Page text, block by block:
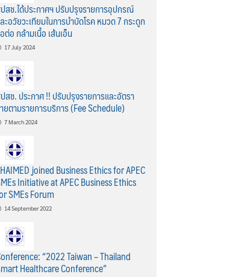
สช.ได้ประกาศฯ ปรับปรุงรายการอุปกรณ์
ะอวัยวะเทียมในการบำบัดโรค หมวด 7 กระดูก
ต่อ กล้ามเนื้อ เส้นเอ็น
17 July 2024
สช. ประกาศ !! ปรับปรุงรายการและอัตรา
ยตามรายการบริการ (Fee Schedule)
7 March 2024
joined Business Ethics for APEC
Initiative at APEC Business Ethics
SMEs Forum
14 September 2022
“2022 Taiwan – Thailand
Healthcare Conference”